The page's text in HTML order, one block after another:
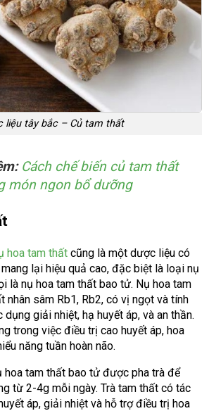
liệu tây bắc – Củ tam thất
Cách chế biến củ tam thất
món ngon bổ dưỡng
hoa tam thất cũng là một dược liệu có
lại hiệu quả cao, đặc biệt là loại nụ
là nụ hoa tam thất bao tử. Nụ hoa tam
nhân sâm Rb1, Rb2, có vị ngọt và tính
giải nhiệt, hạ huyết áp, và an thần.
trong việc điều trị cao huyết áp, hoa
năng tuần hoàn não.
hoa tam thất bao tử được pha trà để
từ 2-4g mỗi ngày. Trà tam thất có tác
áp, giải nhiệt và hỗ trợ điều trị hoa